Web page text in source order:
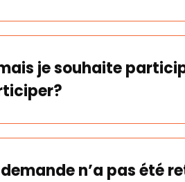
je souhaite
n’a pas été